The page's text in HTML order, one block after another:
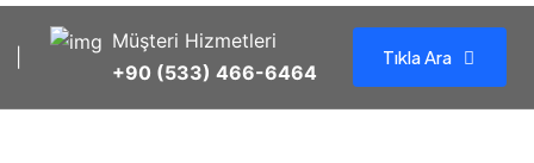
Müşteri Hizmetleri
+90 (533) 466-6464
Tıkla Ara